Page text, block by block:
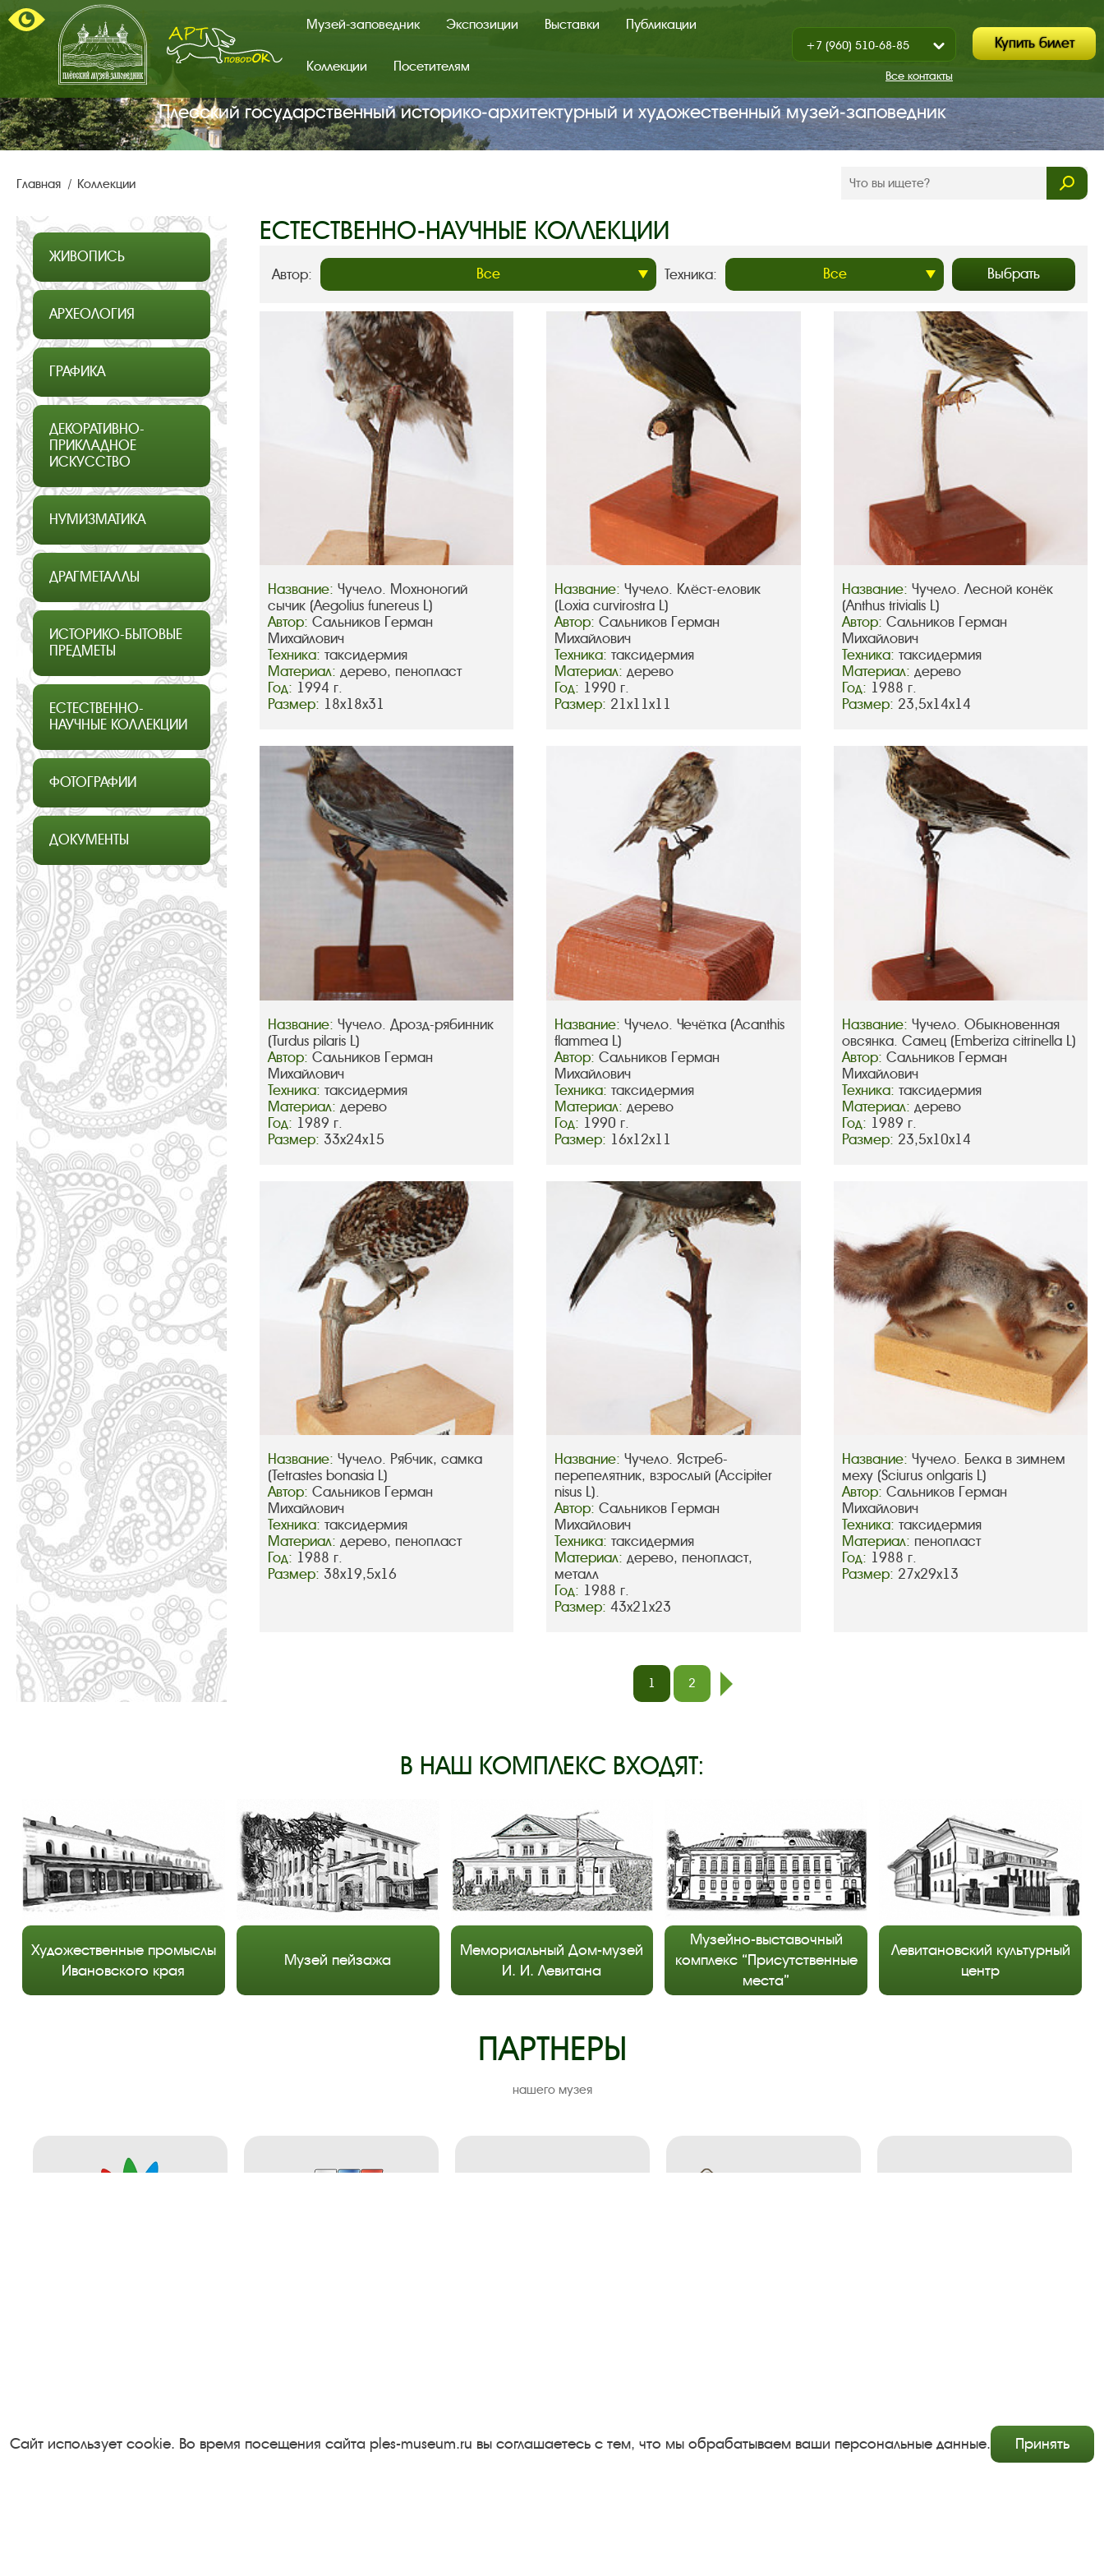
Главная
страница.
поводок.
Музей-заповедник Экспозиции Выставки Публикации
Коллекции Посетителям
Показать
/
Закрыть
+7 (960) 510-68-85
+7 (930) 347-67-70Все контакты
Купить билет
Плесский государственный историко‑архитектурный и художественный музей‑заповедник
Главная Коллекции
ЖИВОПИСЬ
АРХЕОЛОГИЯ
ГРАФИКА
ДЕКОРАТИВНО-
ПРИКЛАДНОЕ
ИСКУССТВО
НУМИЗМАТИКА
ДРАГМЕТАЛЛЫ
ИСТОРИКО-БЫТОВЫЕ
ПРЕДМЕТЫ
ЕСТЕСТВЕННО-
НАУЧНЫЕ КОЛЛЕКЦИИ
ФОТОГРАФИИ
ДОКУМЕНТЫ
ЕСТЕСТВЕННО-НАУЧНЫЕ КОЛЛЕКЦИИ
Автор: Техника: Выбрать
Название: Чучело. Мохноногий
сычик (Aegolius funereus L)
Автор: Сальников Герман
Михайлович
Техника: таксидермия
Материал: дерево, пенопласт
Год: 1994 г.
Размер: 18х18х31
Название:Чучело. Клёст-еловик
(Loxia curvirostra L)
Автор:Сальников Герман
Михайлович
Техника:таксидермия
Материал:дерево
Год: 1990 г.
Размер: 21х11х11
Название: Чучело. Лесной конёк
(Anthus trivialis L)
Автор: Сальников Герман
Михайлович
Техника: таксидермия
Материал: дерево
Год: 1988 г.
Размер: 23,5х14х14
Название: Чучело. Дрозд-рябинник
(Turdus pilaris L)
Автор: Сальников Герман
Михайлович
Техника: таксидермия
Материал: дерево
Год: 1989 г.
Размер: 33х24х15
Название:Чучело. Чечётка (Acanthis
flammea L)
Автор:Сальников Герман
Михайлович
Техника:таксидермия
Материал:дерево
Год: 1990 г.
Размер: 16х12х11
Название: Чучело. Обыкновенная
овсянка. Самец (Emberiza citrinella L)
Автор: Сальников Герман
Михайлович
Техника: таксидермия
Материал: дерево
Год: 1989 г.
Размер: 23,5х10х14
Название: Чучело. Рябчик, самка
(Tetrastes bonasia L)
Автор: Сальников Герман
Михайлович
Техника: таксидермия
Материал: дерево, пенопласт
Год: 1988 г.
Размер: 38х19,5х16
Название:Чучело. Ястреб-
перепелятник, взрослый (Accipiter
nisus L).
Автор:Сальников Герман
Михайлович
Техника:таксидермия
Материал:дерево, пенопласт,
металл
Год: 1988 г.
Размер:43х21х23
Название: Чучело. Белка в зимнем
меху (Sciurus onlgaris L)
Автор: Сальников Герман
Михайлович
Техника: таксидермия
Материал: пенопласт
Год: 1988 г.
Размер: 27х29х13
1
2
В НАШ КОМПЛЕКС ВХОДЯТ:
Художественные промыслы
Ивановского края
Музей пейзажа
Мемориальный Дом-музей
И. И. Левитана
Музейно-выставочный
комплекс “Присутственные
места”
Левитановский культурный
центр
ПАРТНЕРЫ
нашего музея
Сайт использует cookie. Во время посещения сайта ples-museum.ru вы соглашаетесь с тем, что мы обрабатываем ваши персональные данные. Принять